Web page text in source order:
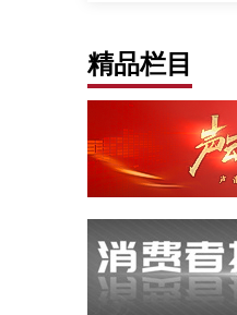
精品栏目